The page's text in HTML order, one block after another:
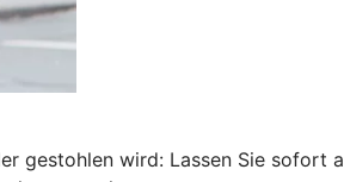
wird: Lassen Sie sofort